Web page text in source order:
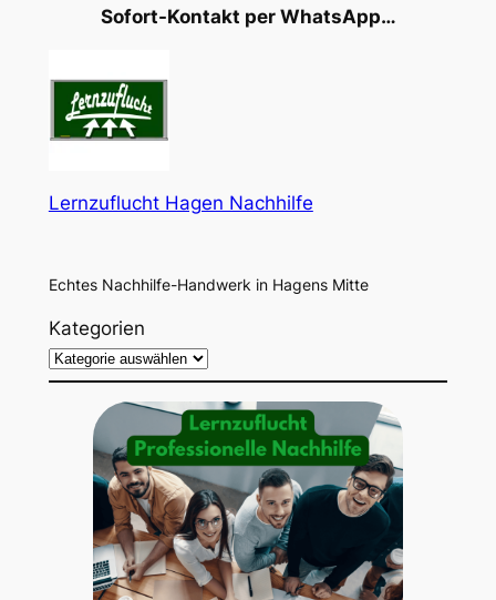
Sofort-Kontakt per WhatsApp…
Lernzuflucht Hagen Nachhilfe
Echtes Nachhilfe-Handwerk in Hagens Mitte
Kategorien